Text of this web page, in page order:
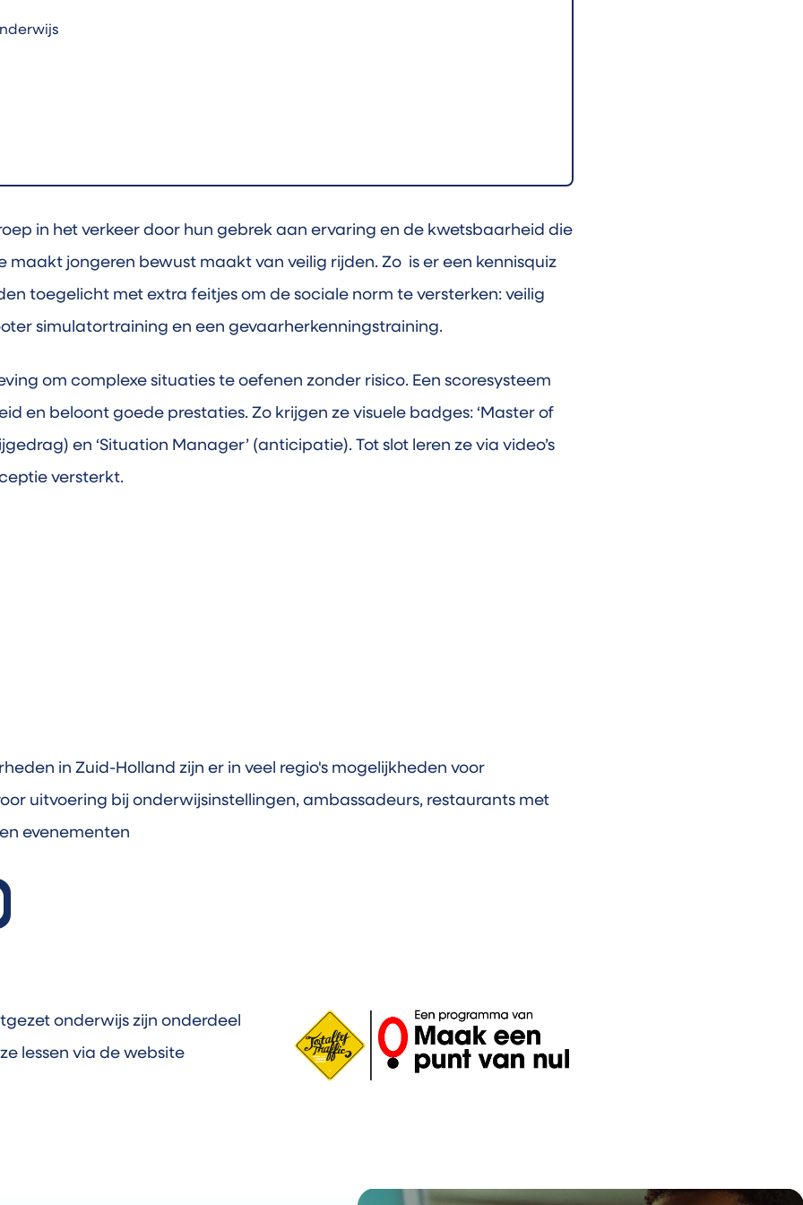
in het verkeer door hun gebrek aan ervaring en de kwetsbaarheid die
jongeren bewust maakt van veilig rijden. Zo is er een kennisquiz
toegelicht met extra feitjes om de sociale norm te versterken: veilig
simulatortraining en een gevaarherkenningstraining.
om complexe situaties te oefenen zonder risico. Een scoresysteem
en beloont goede prestaties. Zo krijgen ze visuele badges: ‘Master of
en ‘Situation Manager’ (anticipatie). Tot slot leren ze via video’s
versterkt.
in Zuid-Holland zijn er in veel regio's mogelijkheden voor
uitvoering bij onderwijsinstellingen, ambassadeurs, restaurants met
evenementen
onderwijs zijn onderdeel
lessen via de website